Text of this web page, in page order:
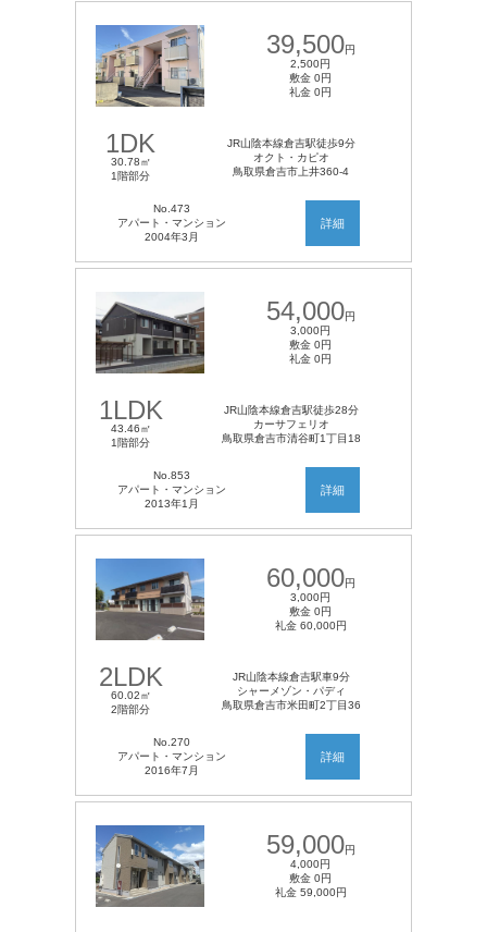
39,500円
2,500円
敷金 0円
礼金 0円
1DK
30.78㎡
1階部分
JR山陰本線倉吉駅徒歩9分
オクト・カピオ
鳥取県倉吉市上井360-4
No.473
アパート・マンション
2004年3月
詳細
54,000円
3,000円
敷金 0円
礼金 0円
1LDK
43.46㎡
1階部分
JR山陰本線倉吉駅徒歩28分
カーサフェリオ
鳥取県倉吉市清谷町1丁目18
No.853
アパート・マンション
2013年1月
詳細
60,000円
3,000円
敷金 0円
礼金 60,000円
2LDK
60.02㎡
2階部分
JR山陰本線倉吉駅車9分
シャーメゾン・パディ
鳥取県倉吉市米田町2丁目36
No.270
アパート・マンション
2016年7月
詳細
59,000円
4,000円
敷金 0円
礼金 59,000円